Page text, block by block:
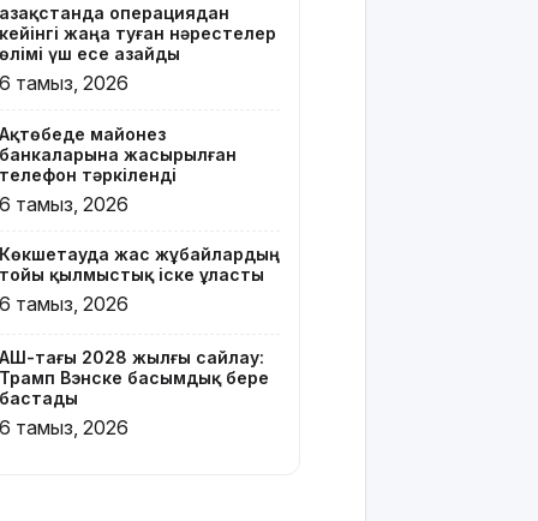
Онлайн-
казиноны
жарнамалаған
Қайсар
жылға
сотталуы
мүмкін
облысында
жылына 6
мың тонна
өндіретін
құс
фабрикасы
ашылды
Қазақстанда операциядан
кейінгі жаңа туған нәрестелер
өлімі үш есе азайды
6 тамыз, 2026
Ақтөбеде майонез
банкаларына жасырылған
телефон тәркіленді
6 тамыз, 2026
Көкшетауда жас жұбайлардың
тойы қылмыстық іске ұласты
6 тамыз, 2026
АҚШ-тағы 2028 жылғы сайлау:
Трамп Вэнске басымдық бере
бастады
6 тамыз, 2026